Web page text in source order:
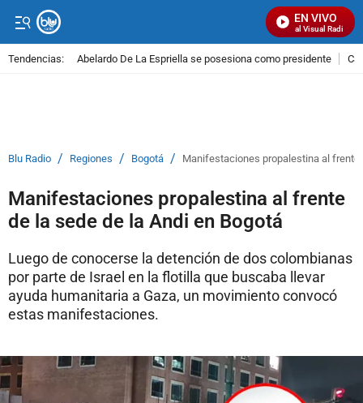
EN VIVO
Señal Visual Radio
Tendencias: Abelardo De La Espriella se posesiona como presidente
Blu Radio / Regiones / Bogotá / Manifestaciones propalestina al frente
Manifestaciones propalestina al frente
de la sede de la Andi en Bogotá
Luego de conocerse la detención de dos colombianas
por parte de Israel en la flotilla que buscaba llevar
ayuda humanitaria a Gaza, un movimiento convocó
estas manifestaciones.